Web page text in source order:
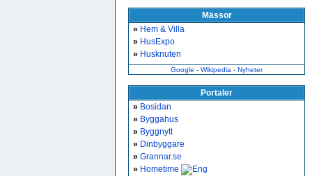
Mässor
» Hem & Villa
» HusExpo
» Husknuten
Google - Wikipedia - Nyheter
Portaler
» Bosidan
» Byggahus
» Byggnytt
» Dinbyggare
» Grannar.se
» Hometime